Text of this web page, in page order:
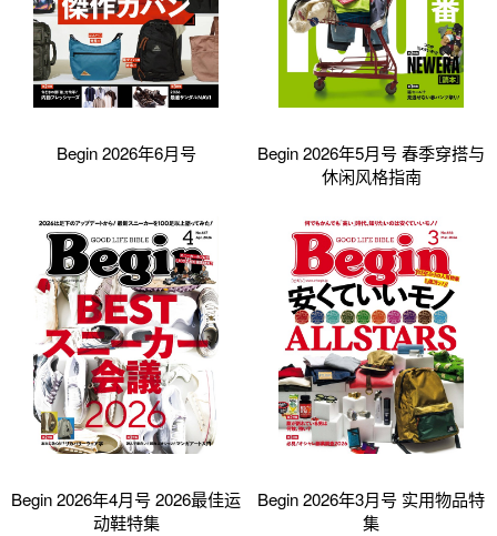
Begin 2026年6月号
Begin 2026年5月号 春季穿搭与
休闲风格指南
Begin 2026年4月号 2026最佳运
动鞋特集
Begin 2026年3月号 实用物品特
集